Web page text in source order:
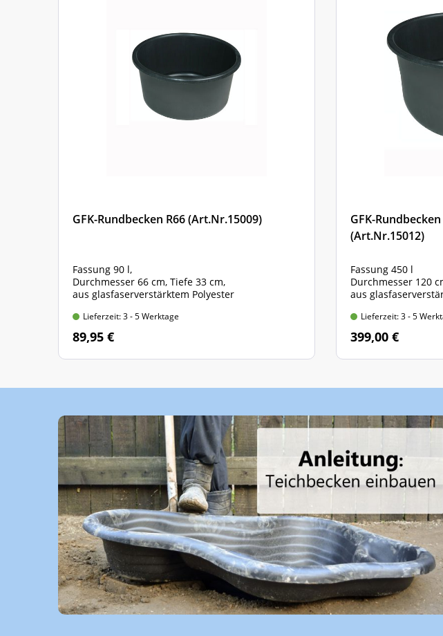
GFK-Rundbecken R66 (Art.Nr.15009)
Fassung 90 l,
Durchmesser 66 cm, Tiefe 33 cm,
aus glasfaserverstärktem Polyester
Lieferzeit: 3 - 5 Werktage
89,95 €
GFK-
(Art.Nr.15012)
Fassung 450 l
Durchmesser 120
aus
Lieferzeit: 3 - 5
399,00 €